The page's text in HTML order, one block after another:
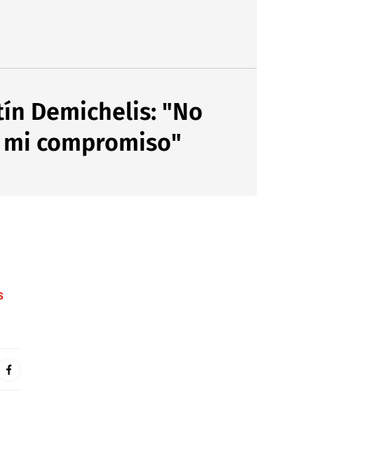
Demichelis: "No
compromiso"